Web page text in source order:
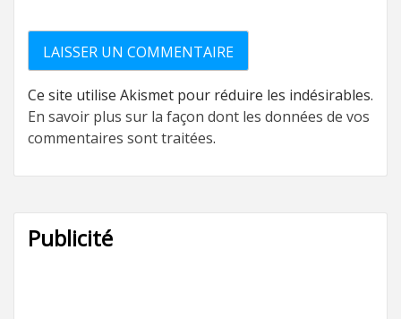
Ce site utilise Akismet pour réduire les indésirables.
En savoir plus sur la façon dont les données de vos
commentaires sont traitées.
Publicité